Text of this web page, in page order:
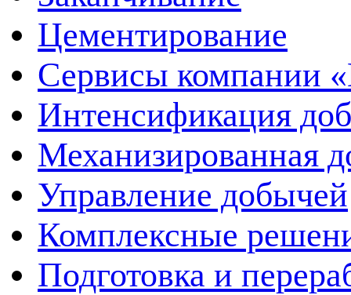
Цементирование
Сервисы компании
Интенсификация
Механизированная
Управление добычей
Комплексные
Подготовка и